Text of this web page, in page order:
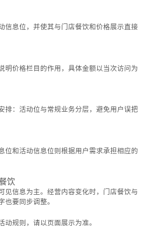
信息位，并使其与门店餐饮和价格展示直接
明价格栏目的作用，具体金额以当次访问为
排：活动位与常规业务分层，避免用户误把
位和活动信息位则根据用户需求承担相应的
饮
见信息为主。经营内容变化时，门店餐饮与
也要同步调整。
动规则，请以页面展示为准。